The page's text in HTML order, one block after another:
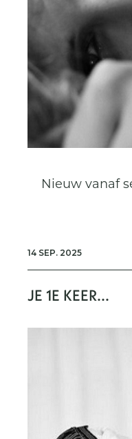
Nieuw vanaf
14 SEP. 2025
JE 1E KEER...